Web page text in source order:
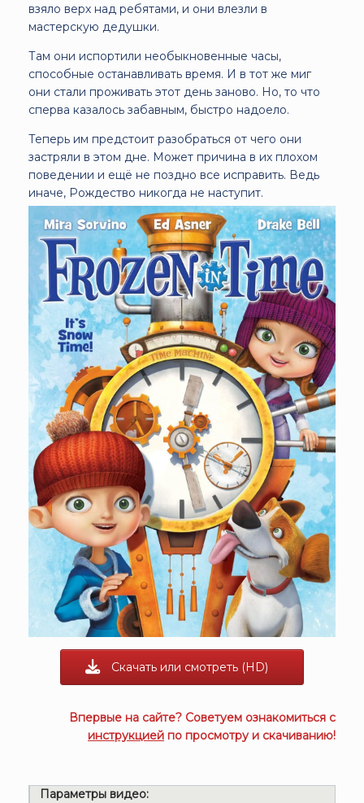
взяло верх над ребятами, и они влезли в
мастерскую дедушки.
Там они испортили необыкновенные часы,
способные останавливать время. И в тот же миг
они стали проживать этот день заново. Но, то что
сперва казалось забавным, быстро надоело.
Теперь им предстоит разобраться от чего они
застряли в этом дне. Может причина в их плохом
поведении и ещё не поздно все исправить. Ведь
иначе, Рождество никогда не наступит.
Скачать или смотреть (HD)
Впервые на сайте? Советуем ознакомиться с
инструкцией по просмотру и скачиванию!
Параметры видео: